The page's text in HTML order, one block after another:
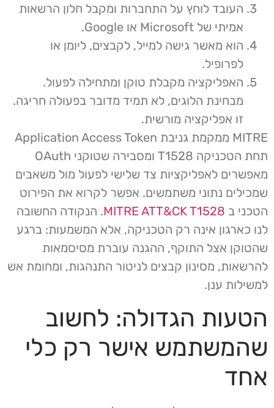
העובד לוחץ על התחברות ומקבל חלון הרשאות
אמיתי של Microsoft או Google.
הוא מאשר גישה למייל, לקבצים, ליומן או
לפרופיל.
האפליקציה מקבלת טוקן ומתחילה לפעול.
מבחינת הלוגים, לא תמיד מדובר בפעולה חריגה.
זו אפליקציה מורשית.
MITRE ממקמת גניבת Application Access Token
תחת הטכניקה T1528 ומסבירה שטוקני OAuth
מאפשרים לאפליקציות צד שלישי לפעול מול משאבים
שמכילים נתוני משתמשים. אפשר לקרוא את הפירוט
הטכני ב MITRE ATT&CK T1528. הנקודה החשובה
לנו כארגון אינה רק הטכניקה, אלא המשמעות: ברגע
שהטוקן אצל התוקף, ההגנה עוברת מסיסמאות
להרשאות, מסינון קבצים לניטור התנהגות, ומחומת אש
למשילות ענן.
הטעות הגדולה: לחשוב
שהמשתמש אישר רק כלי
אחד